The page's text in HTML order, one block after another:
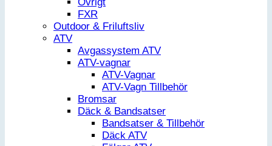
Övrigt
FXR
Outdoor & Friluftsliv
ATV
Avgassystem ATV
ATV-vagnar
ATV-Vagnar
ATV-Vagn Tillbehör
Bromsar
Däck & Bandsatser
Bandsatser & Tillbehör
Däck ATV